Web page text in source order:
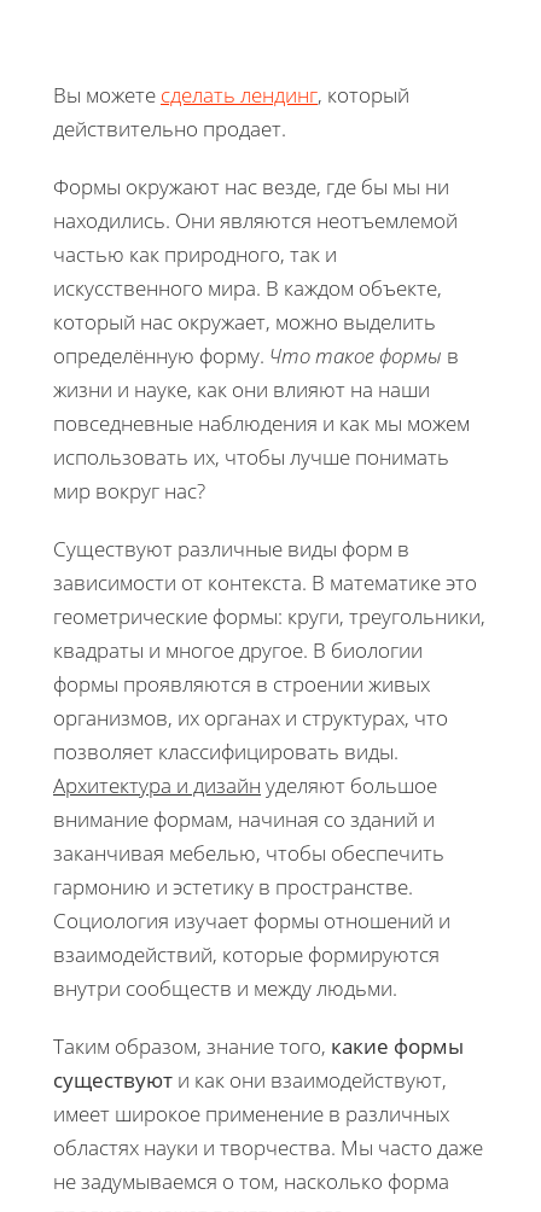
Вы можете сделать лендинг, который
действительно продает.
Формы окружают нас везде, где бы мы ни
находились. Они являются неотъемлемой
частью как природного, так и
искусственного мира. В каждом объекте,
который нас окружает, можно выделить
определённую форму. Что такое формы в
жизни и науке, как они влияют на наши
повседневные наблюдения и как мы можем
использовать их, чтобы лучше понимать
мир вокруг нас?
Существуют различные виды форм в
зависимости от контекста. В математике это
геометрические формы: круги, треугольники,
квадраты и многое другое. В биологии
формы проявляются в строении живых
организмов, их органах и структурах, что
позволяет классифицировать виды.
Архитектура и дизайн уделяют большое
внимание формам, начиная со зданий и
заканчивая мебелью, чтобы обеспечить
гармонию и эстетику в пространстве.
Социология изучает формы отношений и
взаимодействий, которые формируются
внутри сообществ и между людьми.
Таким образом, знание того, какие формы
существуют и как они взаимодействуют,
имеет широкое применение в различных
областях науки и творчества. Мы часто даже
не задумываемся о том, насколько форма